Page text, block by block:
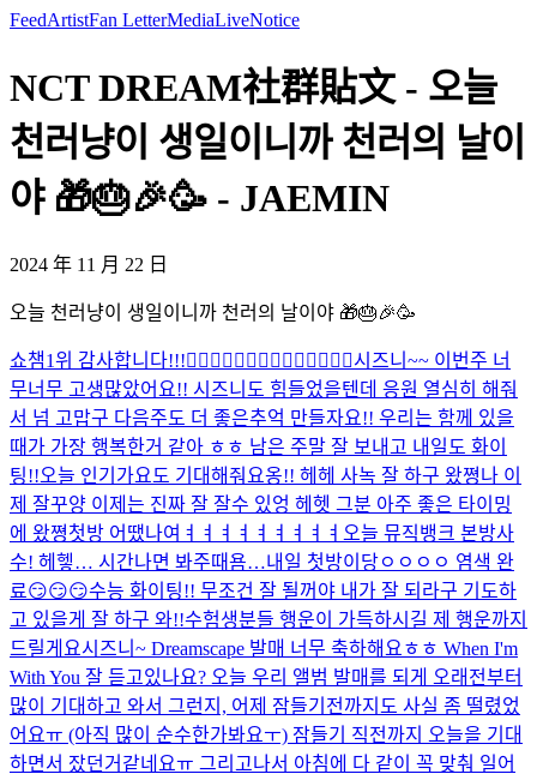
FeedArtistFan LetterMediaLiveNotice
NCT DREAM社群貼文 - 오늘
천러냥이 생일이니까 천러의 날이
야 🎁🎂🎉🥳 - JAEMIN
2024 年 11 月 22 日
오늘 천러냥이 생일이니까 천러의 날이야 🎁🎂🎉🥳
쇼챔1위 감사합니다!!!🙂‍↕️🙂‍↕️🙂‍↕️🙂‍↕️🙂‍↕️🙂‍↕️🙂‍↕️시즈니~~ 이번주 너
무너무 고생많았어요!! 시즈니도 힘들었을텐데 응원 열심히 해줘
서 넘 고맙구 다음주도 더 좋은추억 만들자요!! 우리는 함께 있을
때가 가장 행복한거 같아 ㅎㅎ 남은 주말 잘 보내고 내일도 화이
팅!!오늘 인기가요도 기대해줘요옹!! 헤헤 사녹 잘 하구 왔쪙나 이
제 잘꾸양 이제는 진짜 잘 잘수 있엉 헤헷 그분 아주 좋은 타이밍
에 왔쪙첫방 어땠나여ㅕㅕㅕㅕㅕㅕㅕㅕㅕ 오늘 뮤직뱅크 본방사
수! 헤헿… 시간나면 봐주때욤…내일 첫방이당ㅇㅇㅇㅇ 염색 완
료😏😏😏수능 화이팅!! 무조건 잘 될꺼야 내가 잘 되라구 기도하
고 있을게 잘 하구 와!!수험생분들 행운이 가득하시길 제 행운까지
드릴게요시즈니~ Dreamscape 발매 너무 축하해요ㅎㅎ When I'm
With You 잘 듣고있나요? 오늘 우리 앨범 발매를 되게 오래전부터
많이 기대하고 와서 그런지, 어제 잠들기전까지도 사실 좀 떨렸었
어요ㅠ (아직 많이 순수한가봐요ㅜ) 잠들기 직전까지 오늘을 기대
하면서 잤던거같네요ㅠ 그리고나서 아침에 다 같이 꼭 맞춰 일어